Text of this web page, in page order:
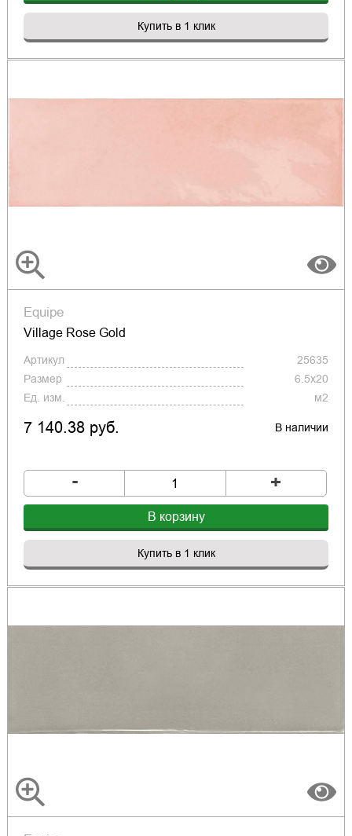
Купить в 1 клик
Equipe
Village Rose Gold
Артикул
25635
Размер
6.5x20
Ед. изм.
м2
7 140.38 руб. В наличии
- +
В корзину
Купить в 1 клик